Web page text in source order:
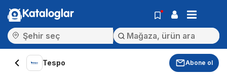
Kataloglar
Tespo Abone ol